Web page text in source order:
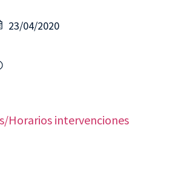
23/04/2020
Horarios intervenciones